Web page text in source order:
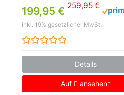
199,95 € 259,95 €
inkl. 19% gesetzlicher MwSt.
Details
Auf ansehen*